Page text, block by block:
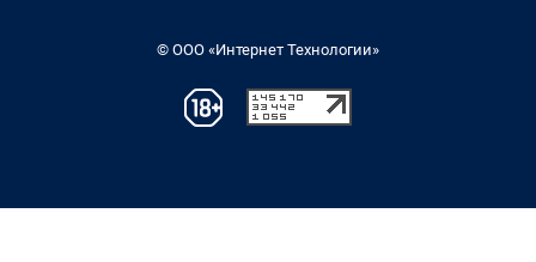
© ООО «Интернет Технологии»